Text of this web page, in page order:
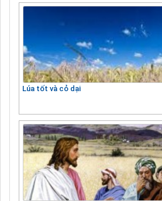
Lúa tốt và cỏ dại